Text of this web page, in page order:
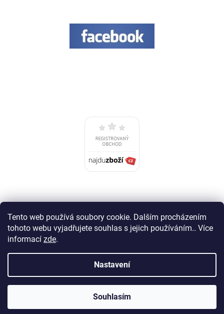
Tento web používá soubory cookie. Dalším procházením
tohoto webu vyjadřujete souhlas s jejich používáním.. Více
informací zde.
Nastavení
Souhlasím
Vytvořil Shoptet
IMU service . Všechna práva vyhrazena.